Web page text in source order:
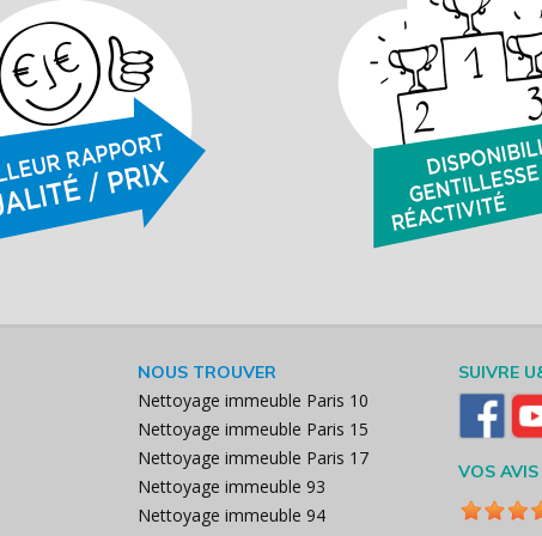
NOUS TROUVER
Nettoyage immeuble Paris 10
Nettoyage immeuble Paris 15
Nettoyage immeuble Paris 17
Nettoyage immeuble 93
Nettoyage immeuble 94
SUIVRE
VOS